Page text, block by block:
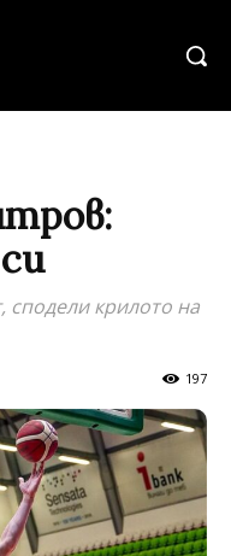
сподели крилото на
197